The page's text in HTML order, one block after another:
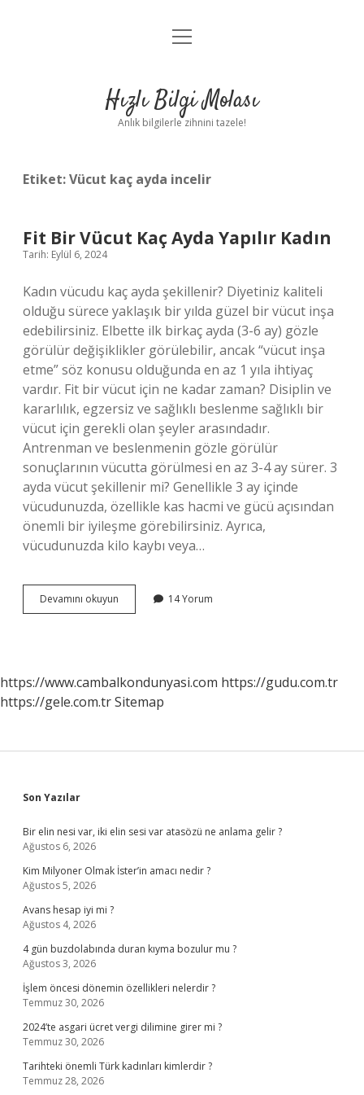
Anasayfa
Yasal Uyarı
menüyü
Hızlı Bilgi Molası
Anlık bilgilerle zihnini tazele!
Etiket:Vücut kaç ayda incelir
Fit Bir Vücut Kaç Ayda Yapılır Kadın
Tarih: Eylül 6, 2024
Kadın vücudu kaç ayda şekillenir? Diyetiniz kaliteli
olduğu sürece yaklaşık bir yılda güzel bir vücut inşa
edebilirsiniz. Elbette ilk birkaç ayda (3-6 ay) gözle
görülür değişiklikler görülebilir, ancak “vücut inşa
etme” söz konusu olduğunda en az 1 yıla ihtiyaç
vardır. Fit bir vücut için ne kadar zaman? Disiplin ve
kararlılık, egzersiz ve sağlıklı beslenme sağlıklı bir
vücut için gerekli olan şeyler arasındadır.
Antrenman ve beslenmenin gözle görülür
sonuçlarının vücutta görülmesi en az 3-4 ay sürer. 3
ayda vücut şekillenir mi? Genellikle 3 ay içinde
vücudunuzda, özellikle kas hacmi ve gücü açısından
önemli bir iyileşme görebilirsiniz. Ayrıca,
vücudunuzda kilo kaybı veya…
Devamını okuyun
Bir
Kadın
14 Yorum
https://www.cambalkondunyasi.com https://gudu.com.tr
https://gele.com.trSitemap
Sidebar
Son Yazılar
Bir elin nesi var, iki elin sesi var atasözü ne anlama gelir ?
Ağustos 6, 2026
Kim Milyoner Olmak İster’in amacı nedir ?
Ağustos 5, 2026
Avans hesap iyi mi ?
Ağustos 4, 2026
4 gün buzdolabında duran kıyma bozulur mu ?
Ağustos 3, 2026
İşlem öncesi dönemin özellikleri nelerdir ?
Temmuz 30, 2026
2024’te asgari ücret vergi dilimine girer mi ?
Temmuz 30, 2026
Tarihteki önemli Türk kadınları kimlerdir ?
Temmuz 28, 2026